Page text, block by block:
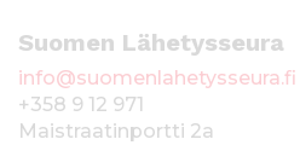
Suomen Lähetysseura
info@suomenlahetysseura.fi
+358 9 12 971
Maistraatinportti 2a